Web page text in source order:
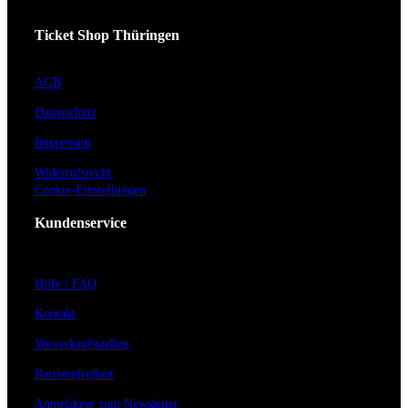
Ticket Shop Thüringen
AGB
Datenschutz
Impressum
Widerrufsrecht
Cookie-Einstellungen
Kundenservice
Hilfe / FAQ
Kontakt
Vorverkaufsstellen
Barrierefreiheit
Anmeldung zum Newsletter